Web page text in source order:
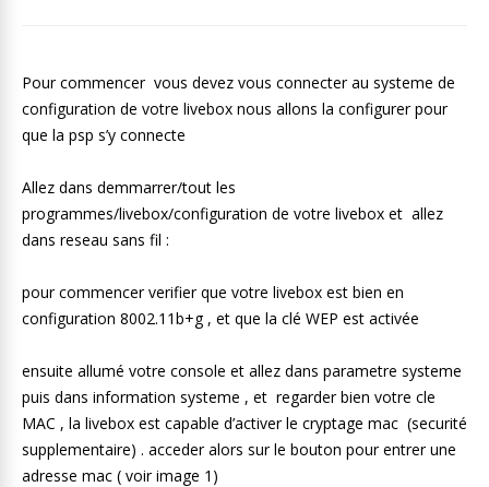
Pour commencer vous devez vous connecter au systeme de
configuration de votre livebox nous allons la configurer pour
que la psp s’y connecte
Allez dans demmarrer/tout les
programmes/livebox/configuration de votre livebox et allez
dans reseau sans fil :
pour commencer verifier que votre livebox est bien en
configuration 8002.11b+g , et que la clé WEP est activée
ensuite allumé votre console et allez dans parametre systeme
puis dans information systeme , et regarder bien votre cle
MAC , la livebox est capable d’activer le cryptage mac (securité
supplementaire) . acceder alors sur le bouton pour entrer une
adresse mac ( voir image 1)